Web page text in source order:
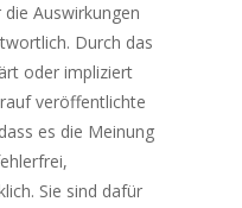
Auswirkungen
Durch das
oder impliziert
veröffentlichte
es die Meinung
Sie sind dafür